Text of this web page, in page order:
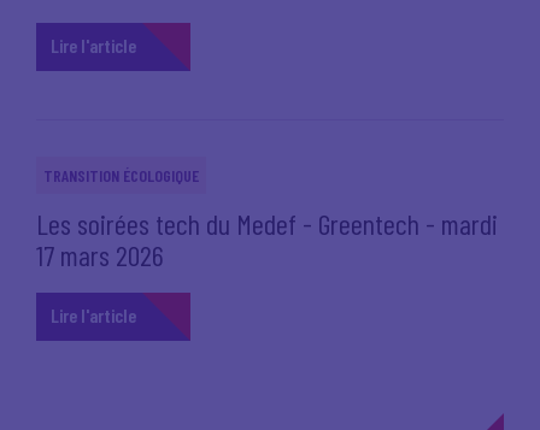
Lire l'article
TRANSITION ÉCOLOGIQUE
Les soirées tech du Medef - Greentech - mardi
17 mars 2026
Lire l'article